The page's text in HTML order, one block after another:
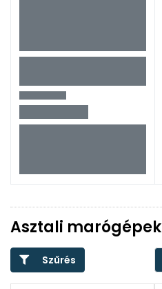
Asztali marógépek
Szűrés